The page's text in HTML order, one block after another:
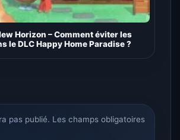
Horizon – Comment éviter les
le DLC Happy Home Paradise ?
pas publié. Les champs obligatoires